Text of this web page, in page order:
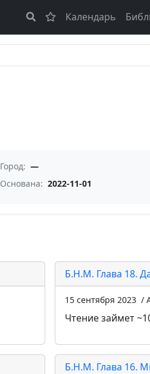
Календарь
Город: —
Основана: 2022-11-01
Б.Н.М. Глава 18.
15 сентября 2023 /
Чтение займет
Б.Н.М. Глава 16.